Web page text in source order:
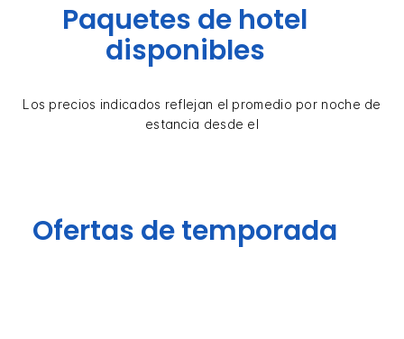
Paquetes de hotel
disponibles
Los precios indicados reflejan el promedio por noche de
estancia desde el
Ofertas de temporada